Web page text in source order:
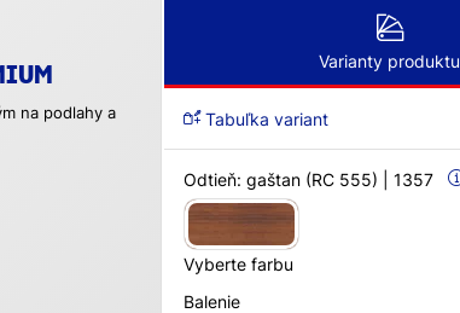
na podlahy a
Varianty produktu
Tabuľka variant
Odtieň: gaštan (RC 555) | 1357
Vyberte farbu
Balenie